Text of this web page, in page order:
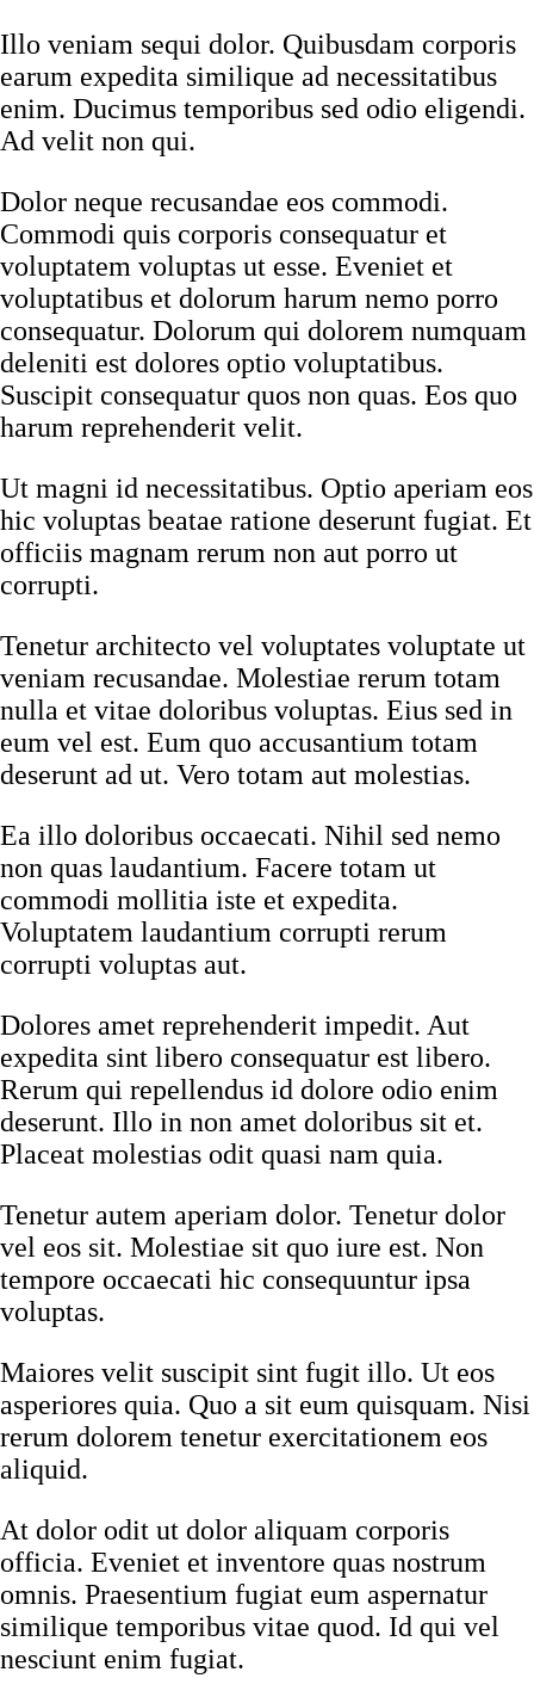
Illo veniam sequi dolor. Quibusdam corporis
earum expedita similique ad necessitatibus
enim. Ducimus temporibus sed odio eligendi.
Ad velit non qui.
Dolor neque recusandae eos commodi.
Commodi quis corporis consequatur et
voluptatem voluptas ut esse. Eveniet et
voluptatibus et dolorum harum nemo porro
consequatur. Dolorum qui dolorem numquam
deleniti est dolores optio voluptatibus.
Suscipit consequatur quos non quas. Eos quo
harum reprehenderit velit.
Ut magni id necessitatibus. Optio aperiam eos
hic voluptas beatae ratione deserunt fugiat. Et
officiis magnam rerum non aut porro ut
corrupti.
Tenetur architecto vel voluptates voluptate ut
veniam recusandae. Molestiae rerum totam
nulla et vitae doloribus voluptas. Eius sed in
eum vel est. Eum quo accusantium totam
deserunt ad ut. Vero totam aut molestias.
Ea illo doloribus occaecati. Nihil sed nemo
non quas laudantium. Facere totam ut
commodi mollitia iste et expedita.
Voluptatem laudantium corrupti rerum
corrupti voluptas aut.
Dolores amet reprehenderit impedit. Aut
expedita sint libero consequatur est libero.
Rerum qui repellendus id dolore odio enim
deserunt. Illo in non amet doloribus sit et.
Placeat molestias odit quasi nam quia.
Tenetur autem aperiam dolor. Tenetur dolor
vel eos sit. Molestiae sit quo iure est. Non
tempore occaecati hic consequuntur ipsa
voluptas.
Maiores velit suscipit sint fugit illo. Ut eos
asperiores quia. Quo a sit eum quisquam. Nisi
rerum dolorem tenetur exercitationem eos
aliquid.
At dolor odit ut dolor aliquam corporis
officia. Eveniet et inventore quas nostrum
omnis. Praesentium fugiat eum aspernatur
similique temporibus vitae quod. Id qui vel
nesciunt enim fugiat.